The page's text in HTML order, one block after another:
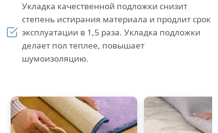
Укладка качественной подложки снизит
степень истирания материала и продлит срок
эксплуатации в 1,5 раза. Укладка подложки
делает пол теплее, повышает
шумоизоляцию.